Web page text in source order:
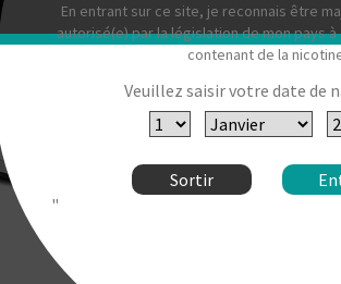
En entrant sur ce site, je reconnais être
autorisé(e) par la législation de mon pays
contenant de la
Veuillez saisir votre date de
Sortir
"